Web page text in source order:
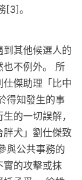
[3]。
其他候選人的
也不例外。 所
傑助理「比中
得知發生的事
的一切誤解，
胖犬」劉仕傑致
與公共事務的
實的攻擊或抹